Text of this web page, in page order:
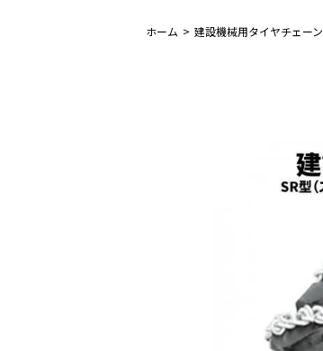
ホーム 建設機械用タイヤチェーン